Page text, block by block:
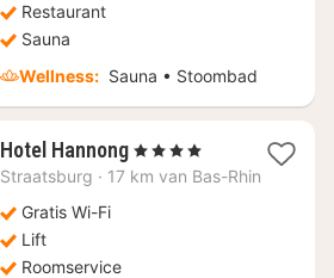
Restaurant
Sauna
Wellness: Sauna • Stoombad
Hotel Hannong1
nacht
, 4 Sterren
Straatsburg · 17 km van Bas-Rhin
Gratis Wi-Fi
Lift
Roomservice